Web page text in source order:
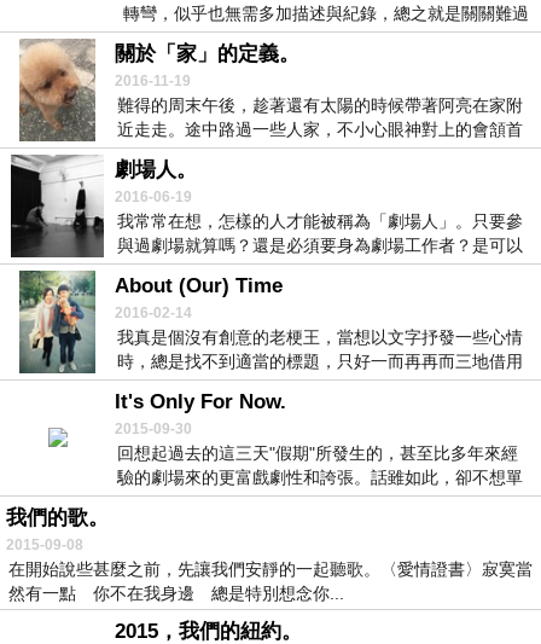
轉彎，似乎也無需多加描述與紀錄，總之就是關關難過
關關...
關於「家」的定義。
2016-11-19
難得的周末午後，趁著還有太陽的時候帶著阿亮在家附
近走走。途中路過一些人家，不小心眼神對上的會頷首
示意...
劇場人。
2016-06-19
我常常在想，怎樣的人才能被稱為「劇場人」。只要參
與過劇場就算嗎？還是必須要身為劇場工作者？是可以
一天...
About (Our) Time
2016-02-14
我真是個沒有創意的老梗王，當想以文字抒發一些心情
時，總是找不到適當的標題，只好一而再再而三地借用
這最...
It's Only For Now.
2015-09-30
回想起過去的這三天"假期"所發生的，甚至比多年來經
驗的劇場來的更富戲劇性和誇張。話雖如此，卻不想單
純...
我們的歌。
2015-09-08
在開始說些甚麼之前，先讓我們安靜的一起聽歌。〈愛情證書〉寂寞當
然有一點 你不在我身邊 總是特別想念你...
2015，我們的紐約。